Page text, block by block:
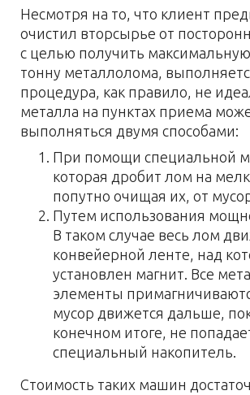
Несмотря на то, что клиент
очистил вторсырье от
с целью получить максимальную
тонну металлолома,
процедура, как правило, не
металла на пунктах приема
выполняться двумя способами:
При помощи специальной
которая дробит лом на
попутно очищая их, от
Путем использования
В таком случае весь лом
конвейерной ленте, над
установлен магнит. Все
элементы
мусор движется дальше,
конечном итоге, не
специальный накопитель.
Стоимость таких машин